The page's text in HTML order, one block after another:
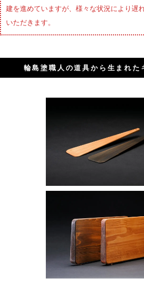
建を進めていますが、様々な状況により遅
いただきます。
輪島塗職人の道具から生まれた